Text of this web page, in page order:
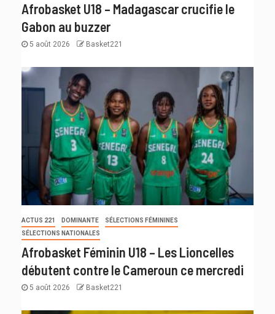
Afrobasket U18 – Madagascar crucifie le
Gabon au buzzer
5 août 2026 Basket221
ACTUS 221 DOMINANTE
SÉLECTIONS FÉMININES
SÉLECTIONS NATIONALES
Afrobasket Féminin U18 – Les Lioncelles
débutent contre le Cameroun ce mercredi
5 août 2026 Basket221